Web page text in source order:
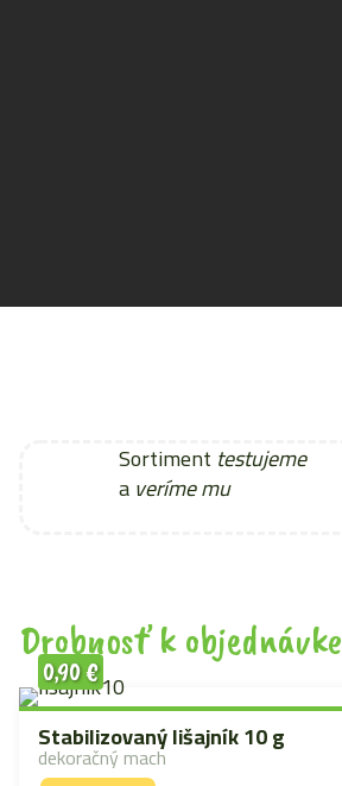
Sortiment testujeme
averíme mu
Drobnosť k objednávke
Stabilizovaný lišajník 10 g
0,90€
dekoračný mach